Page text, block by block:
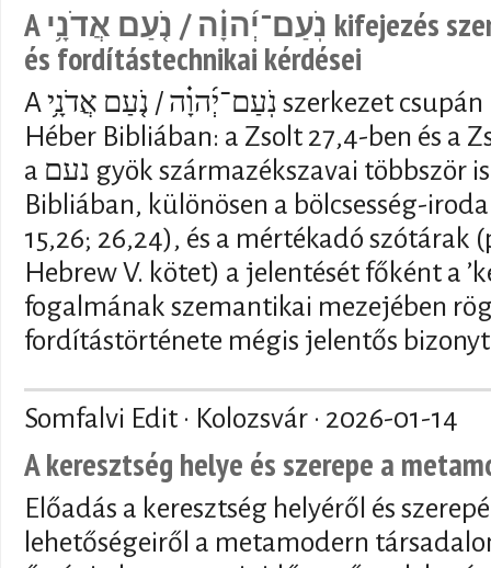
A נֹֽעַם־יְ֜הוָ֗ה / נֹ֤עַם אֲדֹנָ֥י kifejezés szemantikai, vallástörténeti
és fordítástechnikai kérdései
A נֹֽעַם־יְ֜הוָ֗ה / נֹ֤עַם אֲדֹנָ֥י szerkezet csupán kétszer fordul elő a
Héber Bibliában: a Zsolt 27,4-ben és a
a נעם gyök származékszavai többször is előfordulnak a Héber
Bibliában, különösen a bölcsesség-
15,26; 26,24), és a mértékadó szótárak
Hebrew V. kötet) a jelentését főként a
fogalmának szemantikai mezejében
fordítástörténete mégis jelentős
Somfalvi Edit · Kolozsvár · 2026-01-14
A keresztség helye és szerepe a
Előadás a keresztség helyéről és
lehetőségeiről a metamodern